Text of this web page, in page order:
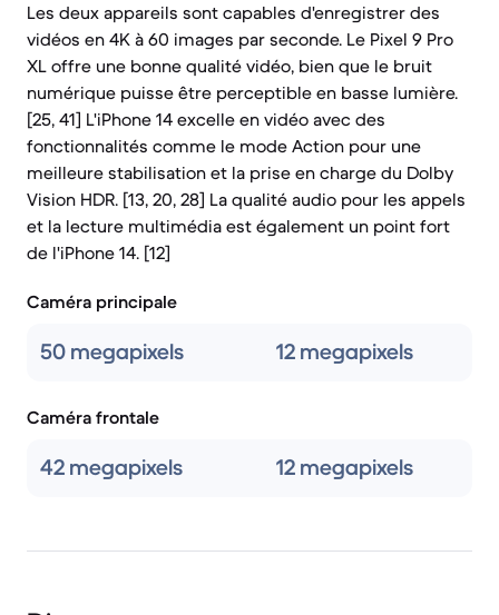
Les deux appareils sont capables d'enregistrer des
vidéos en 4K à 60 images par seconde. Le Pixel 9 Pro
XL offre une bonne qualité vidéo, bien que le bruit
numérique puisse être perceptible en basse lumière.
[25, 41] L'iPhone 14 excelle en vidéo avec des
fonctionnalités comme le mode Action pour une
meilleure stabilisation et la prise en charge du Dolby
Vision HDR. [13, 20, 28] La qualité audio pour les appels
et la lecture multimédia est également un point fort
de l'iPhone 14. [12]
Caméra principale
50 megapixels 12 megapixels
Caméra frontale
42 megapixels 12 megapixels